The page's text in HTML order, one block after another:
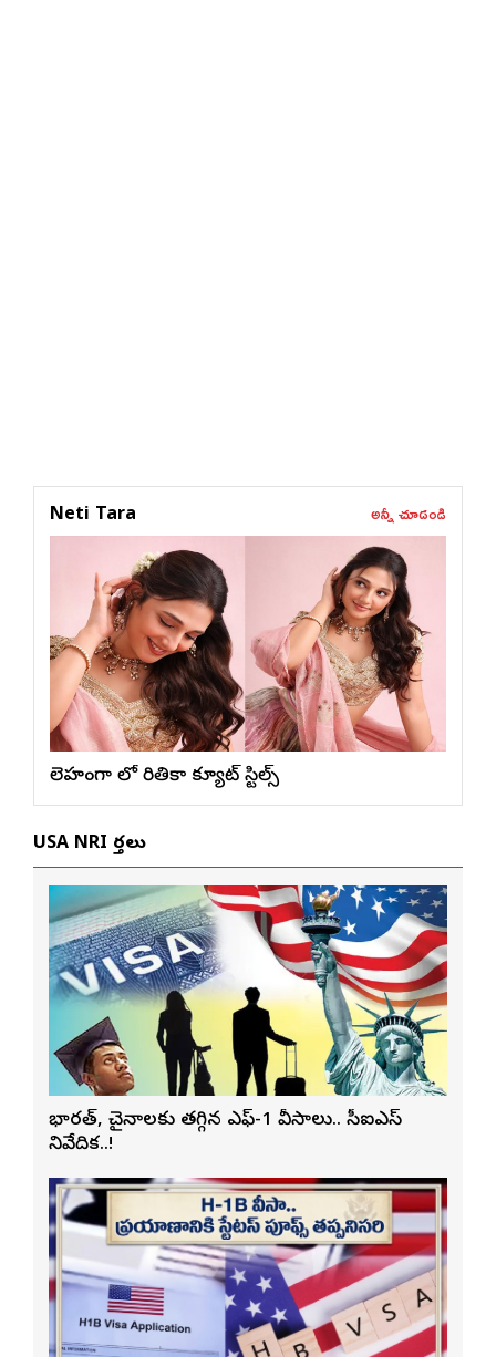
Neti Tara అన్నీ చూడండి
లెహంగా లో రితికా క్యూట్ స్టిల్స్
USA NRI వార్తలు
భారత్, చైనాలకు తగ్గిన ఎఫ్-1 వీసాలు.. సీఐఎస్
నివేదిక..!